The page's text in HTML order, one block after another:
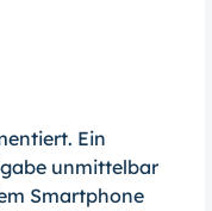
Ein
unmittelbar
Smartphone